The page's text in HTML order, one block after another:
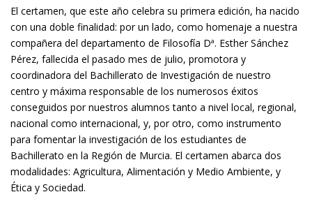
El certamen, que este año celebra su primera edición, ha nacido
con una doble finalidad: por un lado, como homenaje a nuestra
compañera del departamento de Filosofía Dª. Esther Sánchez
Pérez, fallecida el pasado mes de julio, promotora y
coordinadora del Bachillerato de Investigación de nuestro
centro y máxima responsable de los numerosos éxitos
conseguidos por nuestros alumnos tanto a nivel local, regional,
nacional como internacional, y, por otro, como instrumento
para fomentar la investigación de los estudiantes de
Bachillerato en la Región de Murcia. El certamen abarca dos
modalidades: Agricultura, Alimentación y Medio Ambiente, y
Ética y Sociedad.